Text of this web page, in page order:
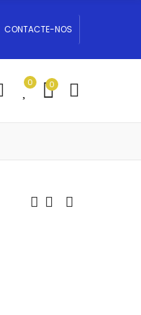
CONTACTE-NOS
0 0